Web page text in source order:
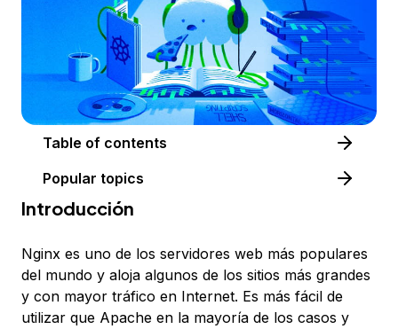
Table of contents
Popular topics
Introducción
Nginx es uno de los servidores web más populares
del mundo y aloja algunos de los sitios más grandes
y con mayor tráfico en Internet. Es más fácil de
utilizar que Apache en la mayoría de los casos y